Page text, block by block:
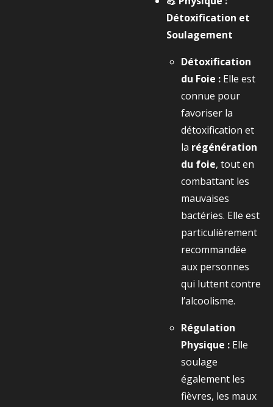
Détoxification et
Soulagement
Détoxification
du Foie : Elle est
connue pour
favoriser la
détoxification et
la régénération
du foie, tout en
combattant les
mauvaises
bactéries. Elle est
particulièrement
recommandée
aux personnes
qui luttent contre
l’alcoolisme.
Régulation
Physique : Elle
soulage
également les
fièvres, les maux